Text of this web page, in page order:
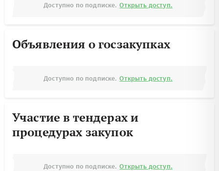
Доступно по подписке. Открыть доступ.
Объявления о госзакупках
Доступно по подписке. Открыть доступ.
Участие в тендерах и
процедурах закупок
Доступно по подписке. Открыть доступ.